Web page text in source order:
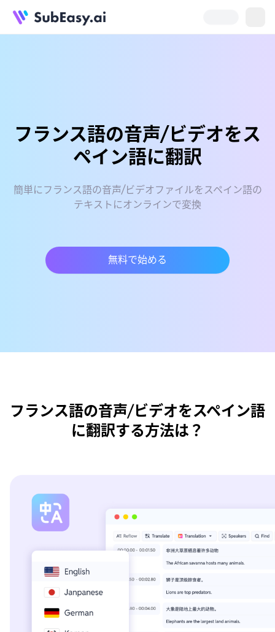
フランス語の音声/ビデオをス
ペイン語に翻訳
簡単にフランス語の音声/ビデオファイルをスペイン語の
テキストにオンラインで変換
無料で始める
フランス語の音声/ビデオをスペイン語
に翻訳する方法は？